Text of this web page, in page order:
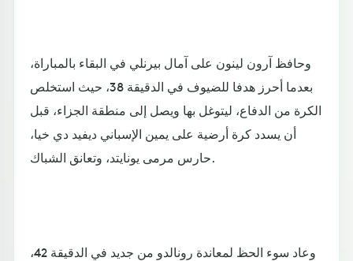
وحافظ آرون لينون على آمال بيرنلي في البقاء بالمباراة،
بعدما أحرز هدفا للضيوف في الدقيقة 38، حيث استخلص
الكرة من الدفاع، ليتوغل بها ويصل إلى منطقة الجزاء، قبل
أن يسدد كرة أرضية على يمين الإسباني ديفيد دي خيا،
حارس مرمى يونايتد، وتعانق الشباك.
وعاد سوء الحظ لمعاندة رونالدو من جديد في الدقيقة 42،